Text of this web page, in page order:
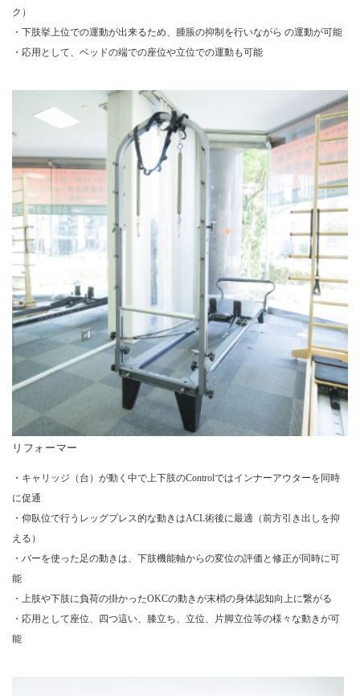
ク）
・下肢挙上位での運動が出来るため、腫脹の抑制を行いながら の運動が可能
・応用として、ベッドの端での座位や立位での運動も可能
リフォーマー
・キャリッジ（台）が動く中で上下肢のControlではインナーアウターを同時
に促通
・仰臥位で行うレッグプレス的な動きはACL術後に最適（前方引き出しを抑
える）
・バーを使った足の動きは、下肢機能軸からの変位の評価と修正が同時に可
能
・上肢や下肢に負荷の掛かったOKCの動きが末梢の身体認知向上に繋がる
・応用として座位、四つ這い、膝立ち、立位、片脚立位等の様々な動きが可
能